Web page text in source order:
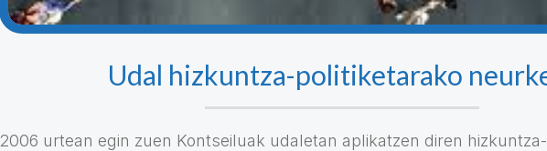
Udal hizkuntza-politiketarako
2006 urtean egin zuen Kontseiluak udaletan aplikatzen diren